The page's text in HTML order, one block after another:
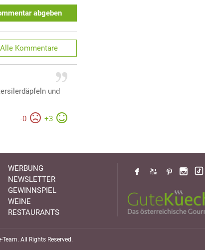
abgeben
Alle Kommentare
und
-0 +3
WERBUNG
NEWSLETTER
GEWINNSPIEL
WEINE
RESTAURANTS
All Rights Reserved.